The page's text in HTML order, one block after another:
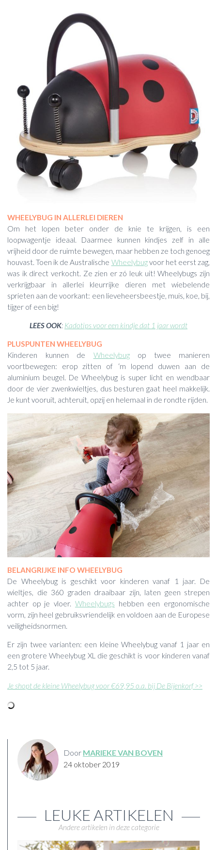
WHEELYBUG IN ALLERLEI DIEREN
Om het lopen beter onder de knie te krijgen, is een
loopwagentje ideaal. Daarmee kunnen kindjes zelf in alle
vrijheid door de ruimte bewegen, maar hebben ze toch genoeg
houvast. Toen ik de Australische Wheelybugvoor het eerst zag,
was ik direct verkocht. Ze zien er zó leuk uit! Wheelybugs zijn
verkrijgbaar in allerlei kleurrijke dieren met wiebelende
sprieten aan de voorkant: een lieveheersbeestje, muis, koe, bij,
tijger of een big!
LEES OOK: Kadotips voor een kindje dat 1 jaar wordt
PLUSPUNTEN WHEELYBUG
Kinderen kunnen de Wheelybugop twee manieren
voortbewegen: erop zitten of ‘m lopend duwen aan de
aluminium beugel. De Wheelybug is super licht en wendbaar
door de vier zwenkwieltjes, dus besturen gaat heel makkelijk.
Je kunt vooruit, achteruit, opzij en helemaal in de rondte rijden.
BELANGRIJKE INFO WHEELYBUG
De Wheelybug is geschikt voor kinderen vanaf 1 jaar. De
wieltjes, die 360 graden draaibaar zijn, laten geen strepen
achter op je vloer. Wheelybugs hebben een ergonomische
vorm, zijn heel gebruiksvriendelijk en voldoen aan de Europese
veiligheidsnormen.
Er zijn twee varianten: een kleine Wheelybug vanaf 1 jaar en
een grotere Wheelybug XL die geschikt is voor kinderen vanaf
2,5 tot 5 jaar.
Je shopt de kleine Wheelybug voor €69,95 o.a. bij De Bijenkorf >>
Door MARIEKE VAN BOVEN
24 oktober 2019
LEUKE ARTIKELEN
Andere artikelen in deze categorie